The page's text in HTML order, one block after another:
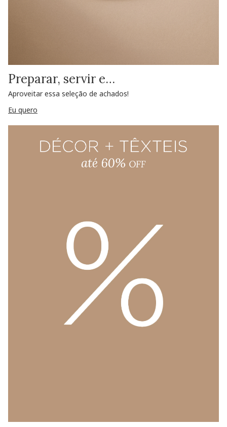
Preparar, servir e…
Aproveitar essa seleção de achados!
Eu quero